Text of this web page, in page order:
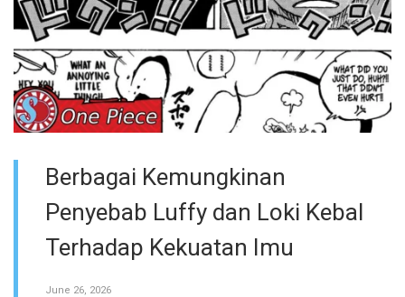
Berbagai Kemungkinan
Penyebab Luffy dan Loki Kebal
Terhadap Kekuatan Imu
June 26, 2026